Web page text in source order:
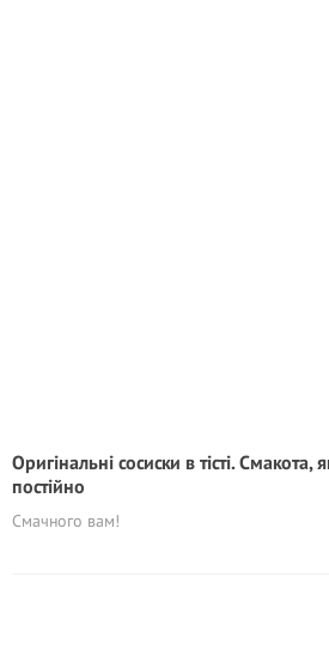
Оригінальні сосиски в тісті. Смакота,
постійно
Смачного вам!